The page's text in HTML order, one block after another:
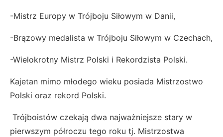
-Mistrz Europy w Trójboju Siłowym w Danii,
-Brązowy medalista w Trójboju Siłowym w Czechach,
-Wielokrotny Mistrz Polski i Rekordzista Polski.
Kajetan mimo młodego wieku posiada Mistrzostwo
Polski oraz rekord Polski.
Trójboistów czekają dwa najważniejsze stary w
pierwszym półroczu tego roku tj. Mistrzostwa